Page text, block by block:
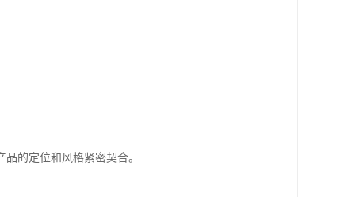
的定位和风格紧密契合。